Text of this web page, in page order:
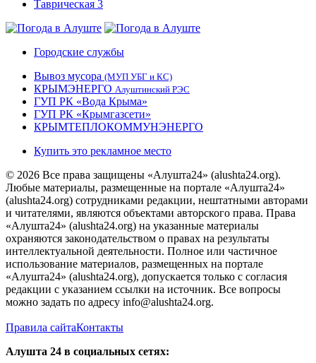
Городские службы
Вывоз мусора (МУП УБГ и КС)
КРЫМЭНЕРГО Алуштинский РЭС
ГУП РК «Вода Крыма»
ГУП РК «Крымгазсети»
КРЫМТЕПЛОКОММУНЭНЕРГО
Купить это рекламное место
© 2026 Все права защищены «Алушта24» (alushta24.org).
Любые материалы, размещенные на портале «Алушта24»
(alushta24.org) сотрудниками редакции, нештатными авторами
и читателями, являются объектами авторского права. Права
«Алушта24» (alushta24.org) на указанные материалы
охраняются законодательством о правах на результаты
интеллектуальной деятельности. Полное или частичное
использование материалов, размещенных на портале
«Алушта24» (alushta24.org), допускается только с согласия
редакции с указанием ссылки на источник. Все вопросы
можно задать по адресу info@alushta24.org.
Правила сайтаКонтакты
Алушта 24 в социальных сетях: